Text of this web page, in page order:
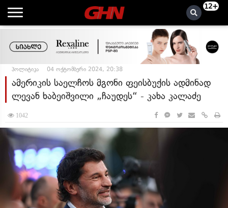
12+
პოლიტიკა 04 ოქტომბერი 2024, 20:38
ამერიკის საელჩოს მგონი ფეისბუქის ადმინად
ლევან ხაბეიშვილი „ჩაუდეს“ - კახა კალაძე
1042